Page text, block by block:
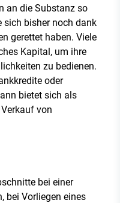
an die Substanz so
sich bisher noch dank
gerettet haben. Viele
Kapital, um ihre
zu bedienen.
oder
bietet sich als
von
bei einer
bei Vorliegen eines